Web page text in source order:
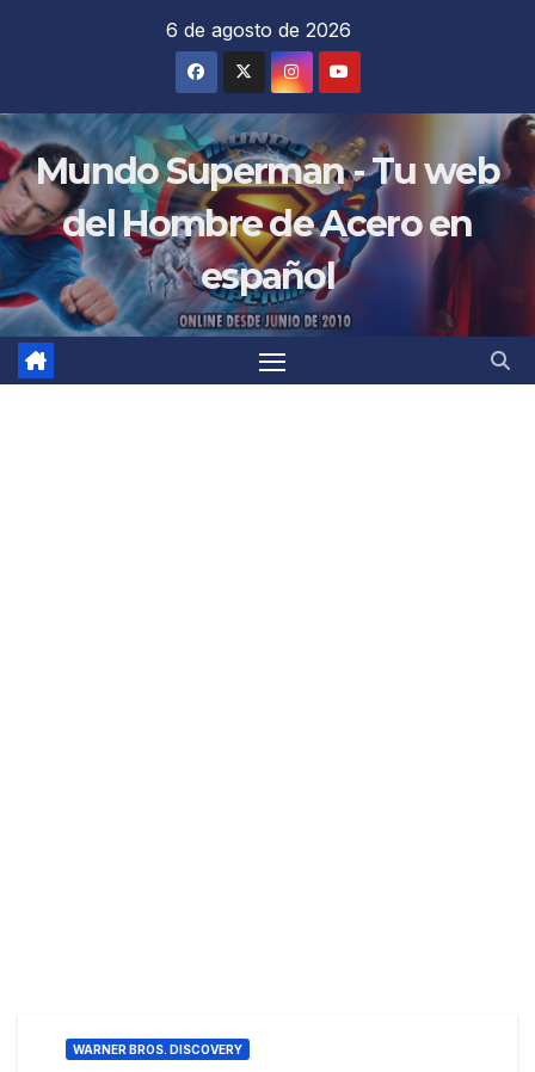
6 de agosto de 2026
Mundo Superman - Tu web
del Hombre de Acero en
español
WARNER BROS. DISCOVERY